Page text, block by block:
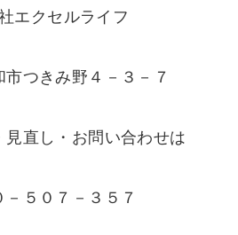
エクセルライフ
市つきみ野４－３－７
見直し・お問い合わせは
－５０７－３５７